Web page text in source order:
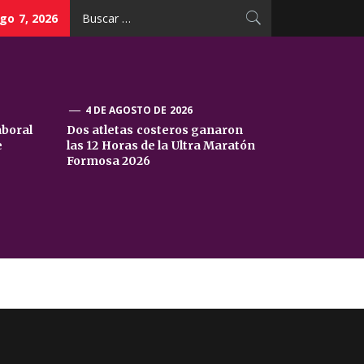
7, 2026
4 DE AGOSTO DE 2026
Dos atletas costeros ganaron
las 12 Horas de la Ultra Maratón
Formosa 2026